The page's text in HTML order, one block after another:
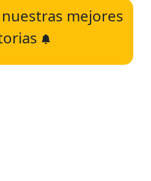
mejores